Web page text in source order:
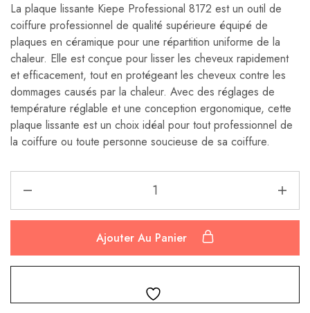
La plaque lissante Kiepe Professional 8172 est un outil de
coiffure professionnel de qualité supérieure équipé de
plaques en céramique pour une répartition uniforme de la
chaleur. Elle est conçue pour lisser les cheveux rapidement
et efficacement, tout en protégeant les cheveux contre les
dommages causés par la chaleur. Avec des réglages de
température réglable et une conception ergonomique, cette
plaque lissante est un choix idéal pour tout professionnel de
la coiffure ou toute personne soucieuse de sa coiffure.
Ajouter Au Panier